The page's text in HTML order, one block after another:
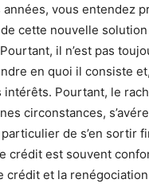
vous entendez
cette nouvelle solution
il n’est pas
en quoi il consiste
intérêts. Pourtant, le
circonstances,
de s’en sortir
crédit est souvent
crédit et la